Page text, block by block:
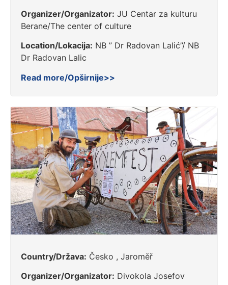
Organizer/Organizator: JU Centar za kulturu
Berane/The center of culture
Location/Lokacija: NB ” Dr Radovan Lalić”/ NB
Dr Radovan Lalic
Read more/Opširnije>>
Country/Država: Česko , Jaroměř
Organizer/Organizator: Divokola Josefov